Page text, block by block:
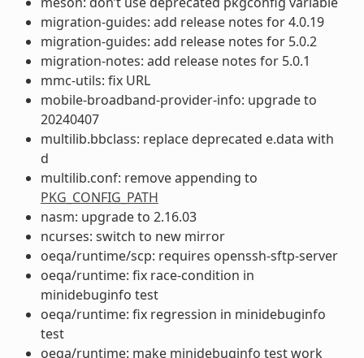
migration-guides: add release notes for 4.0.19
migration-guides: add release notes for 5.0.2
migration-notes: add release notes for 5.0.1
mmc-utils: fix URL
mobile-broadband-provider-info: upgrade to
20240407
multilib.bbclass: replace deprecated e.data with
d
multilib.conf: remove appending to
PKG_CONFIG_PATH
nasm: upgrade to 2.16.03
ncurses: switch to new mirror
oeqa/runtime/scp: requires openssh-sftp-server
oeqa/runtime: fix race-condition in
minidebuginfo test
oeqa/runtime: fix regression in minidebuginfo
test
oeqa/runtime: make minidebuginfo test work